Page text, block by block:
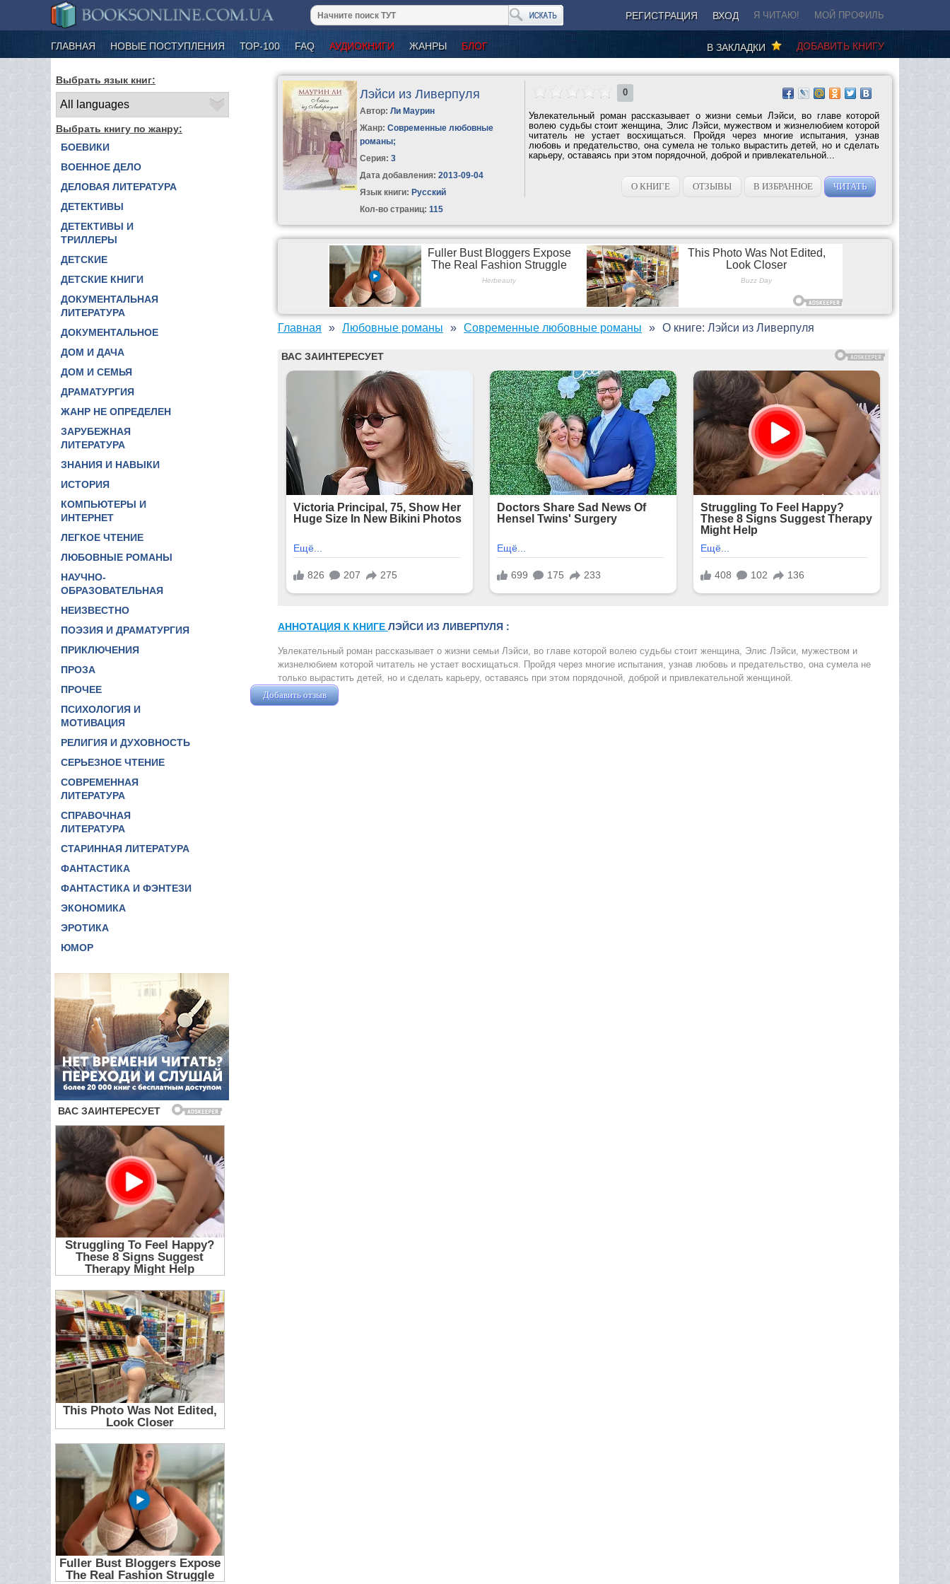
РЕГИСТРАЦИЯ ВХОД Я ЧИТАЮ! МОЙ ПРОФИЛЬ
ГЛАВНАЯ НОВЫЕ ПОСТУПЛЕНИЯ ТОР-100 FAQ АУДИОКНИГИ ЖАНРЫ БЛОГ ДОБАВИТЬ КНИГУ
В ЗАКЛАДКИ
Выбрать язык книг:
Выбрать книгу по жанру:
БОЕВИКИ
ВОЕННОЕ ДЕЛО
ДЕЛОВАЯ ЛИТЕРАТУРА
ДЕТЕКТИВЫ
ДЕТЕКТИВЫ И
ТРИЛЛЕРЫ
ДЕТСКИЕ
ДЕТСКИЕ КНИГИ
ДОКУМЕНТАЛЬНАЯ
ЛИТЕРАТУРА
ДОКУМЕНТАЛЬНОЕ
ДОМ И ДАЧА
ДОМ И СЕМЬЯ
ДРАМАТУРГИЯ
ЖАНР НЕ ОПРЕДЕЛЕН
ЗАРУБЕЖНАЯ
ЛИТЕРАТУРА
ЗНАНИЯ И НАВЫКИ
ИСТОРИЯ
КОМПЬЮТЕРЫ И
ИНТЕРНЕТ
ЛЕГКОЕ ЧТЕНИЕ
ЛЮБОВНЫЕ РОМАНЫ
НАУЧНО-
ОБРАЗОВАТЕЛЬНАЯ
НЕИЗВЕСТНО
ПОЭЗИЯ И ДРАМАТУРГИЯ
ПРИКЛЮЧЕНИЯ
ПРОЗА
ПРОЧЕЕ
ПСИХОЛОГИЯ И
МОТИВАЦИЯ
РЕЛИГИЯ И ДУХОВНОСТЬ
СЕРЬЕЗНОЕ ЧТЕНИЕ
СОВРЕМЕННАЯ
ЛИТЕРАТУРА
СПРАВОЧНАЯ
ЛИТЕРАТУРА
СТАРИННАЯ ЛИТЕРАТУРА
ФАНТАСТИКА
ФАНТАСТИКА И ФЭНТЕЗИ
ЭКОНОМИКА
ЭРОТИКА
ЮМОР
Лэйси из Ливерпуля
Автор:Ли Маурин
Жанр: Современные любовные
романы;
Серия:3
Дата добавления: 2013-09-04
Язык книги: Русский
Кол-во страниц: 115
0
Увлекательный роман рассказывает о жизни семьи Лэйси, во главе которой
волею судьбы стоит женщина, Элис Лэйси, мужеством и жизнелюбием которой
читатель не устает восхищаться. Пройдя через многие испытания, узнав
любовь и предательство, она сумела не только вырастить детей, но и сделать
карьеру, оставаясь при этом порядочной, доброй и привлекательной...
О КНИГЕ ОТЗЫВЫ В ИЗБРАННОЕ ЧИТАТЬ
Главная Любовные романы Современные любовные романы О книге: Лэйси из Ливерпуля
АННОТАЦИЯ К КНИГЕ ЛЭЙСИ ИЗ ЛИВЕРПУЛЯ :
Увлекательный роман рассказывает о жизни семьи Лэйси, во главе которой волею судьбы стоит женщина, Элис Лэйси, мужеством и
жизнелюбием которой читатель не устает восхищаться. Пройдя через многие испытания, узнав любовь и предательство, она сумела не
только вырастить детей, но и сделать карьеру, оставаясь при этом порядочной, доброй и привлекательной женщиной.
Добавить отзыв